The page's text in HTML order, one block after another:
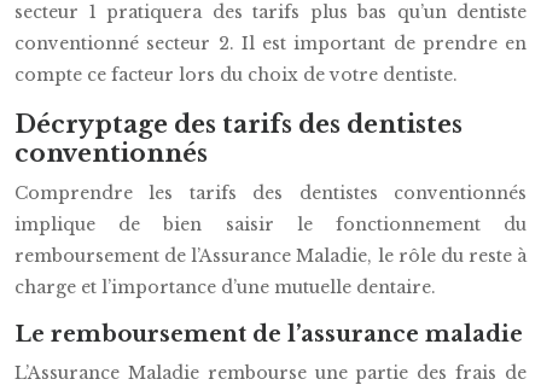
secteur 1 pratiquera des tarifs plus bas qu’un dentiste
conventionné secteur 2. Il est important de prendre en
compte ce facteur lors du choix de votre dentiste.
Décryptage des tarifs des dentistes
conventionnés
Comprendre les tarifs des dentistes conventionnés
implique de bien saisir le fonctionnement du
remboursement de l’Assurance Maladie, le rôle du reste à
charge et l’importance d’une mutuelle dentaire.
Le remboursement de l’assurance maladie
L’Assurance Maladie rembourse une partie des frais de